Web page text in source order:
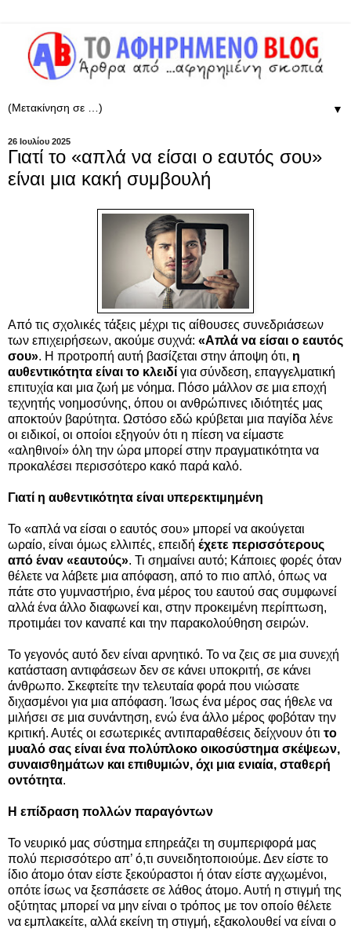
▼
26 Ιουλίου 2025
Γιατί το «απλά να είσαι ο εαυτός σου»
είναι μια κακή συμβουλή
Από τις σχολικές τάξεις μέχρι τις αίθουσες συνεδριάσεων
των επιχειρήσεων, ακούμε συχνά: «Απλά να είσαι ο εαυτός
σου». Η προτροπή αυτή βασίζεται στην άποψη ότι, η
αυθεντικότητα είναι το κλειδί για σύνδεση, επαγγελματική
επιτυχία και μια ζωή με νόημα. Πόσο μάλλον σε μια εποχή
τεχνητής νοημοσύνης, όπου οι ανθρώπινες ιδιότητές μας
αποκτούν βαρύτητα. Ωστόσο εδώ κρύβεται μια παγίδα λένε
οι ειδικοί, οι οποίοι εξηγούν ότι η πίεση να είμαστε
«αληθινοί» όλη την ώρα μπορεί στην πραγματικότητα να
προκαλέσει περισσότερο κακό παρά καλό.
Γιατί η αυθεντικότητα είναι υπερεκτιμημένη
Το «απλά να είσαι ο εαυτός σου» μπορεί να ακούγεται
ωραίο, είναι όμως ελλιπές, επειδή έχετε περισσότερους
από έναν «εαυτούς». Τι σημαίνει αυτό; Κάποιες φορές όταν
θέλετε να λάβετε μια απόφαση, από το πιο απλό, όπως να
πάτε στο γυμναστήριο, ένα μέρος του εαυτού σας συμφωνεί
αλλά ένα άλλο διαφωνεί και, στην προκειμένη περίπτωση,
προτιμάει τον καναπέ και την παρακολούθηση σειρών.
Το γεγονός αυτό δεν είναι αρνητικό. Το να ζεις σε μια συνεχή
κατάσταση αντιφάσεων δεν σε κάνει υποκριτή, σε κάνει
άνθρωπο. Σκεφτείτε την τελευταία φορά που νιώσατε
διχασμένοι για μια απόφαση. Ίσως ένα μέρος σας ήθελε να
μιλήσει σε μια συνάντηση, ενώ ένα άλλο μέρος φοβόταν την
κριτική. Αυτές οι εσωτερικές αντιπαραθέσεις δείχνουν ότι το
μυαλό σας είναι ένα πολύπλοκο οικοσύστημα σκέψεων,
συναισθημάτων και επιθυμιών, όχι μια ενιαία, σταθερή
οντότητα.
Η επίδραση πολλών παραγόντων
Το νευρικό μας σύστημα επηρεάζει τη συμπεριφορά μας
πολύ περισσότερο απ’ ό,τι συνειδητοποιούμε. Δεν είστε το
ίδιο άτομο όταν είστε ξεκούραστοι ή όταν είστε αγχωμένοι,
οπότε ίσως να ξεσπάσετε σε λάθος άτομο. Αυτή η στιγμή της
οξύτητας μπορεί να μην είναι ο τρόπος με τον οποίο θέλετε
να εμπλακείτε, αλλά εκείνη τη στιγμή, εξακολουθεί να είναι ο